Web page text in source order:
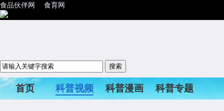
食品伙伴网 食育网
首页 科普视频 科普漫画
科普专题